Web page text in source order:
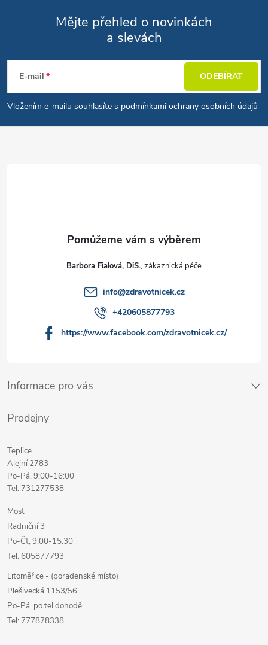
Mějte přehled o novinkách
a slevách
E-mail
Vložením e-mailu souhlasíte s podmínkami ochrany osobních údajů
ODEBÍRAT
Informace pro vás
Prodejny
Teplice
Alejní 2783
Po-Pá, 9:00-16:00
Tel: 731277538
Most
Radniční 3
Po-Čt, 9:00-15:30
Tel: 605877793
Litoměřice - (poradenské místo)
Plešivecká 1153/56
Po-Pá, po tel dohodě
Tel: 777878338
Barbora Fialová, DiS.
info@zdravotnicek.cz
+420605877793
https://www.facebook.com/zdravotnicek.cz/